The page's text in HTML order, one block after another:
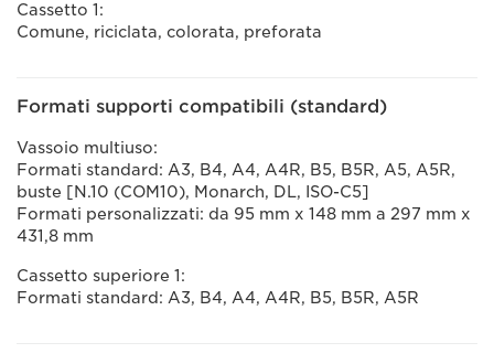
Cassetto 1:
Comune, riciclata, colorata, preforata
Formati supporti compatibili (standard)
Vassoio multiuso:
Formati standard: A3, B4, A4, A4R, B5, B5R, A5, A5R,
buste [N.10 (COM10), Monarch, DL, ISO-C5]
Formati personalizzati: da 95 mm x 148 mm a 297 mm x
431,8 mm
Cassetto superiore 1:
Formati standard: A3, B4, A4, A4R, B5, B5R, A5R